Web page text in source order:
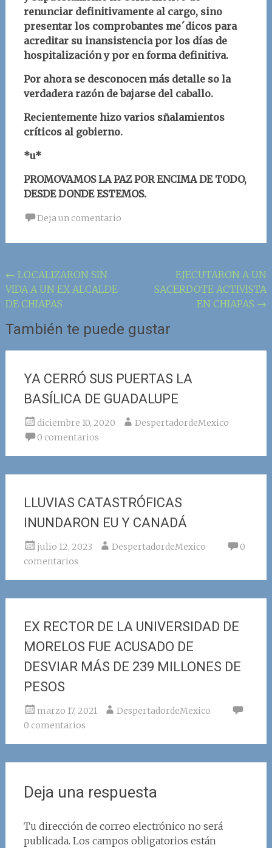
renunciar definitivamente al cargo, sino
presentar los comprobantes me´dicos para
acreditar su inansistencia por los días de
hospitalización y por en forma definitiva.
Por ahora se desconocen más detalle so la
verdadera razón de bajarse del caballo.
Recientemente hizo varios sñalamientos
críticos al gobierno.
*u*
PROMOVAMOS LA PAZ POR ENCIMA DE TODO,
DESDE DONDE ESTEMOS.
Deja un comentario
Navegación
de
entrada
← LOCALIZARON SIN
VIDA A UN EX ALCALDE
DE CHIAPAS
EJECUTARON A UN
SACERDOTE ACTIVISTA
EN CHIAPAS →
También te puede gustar
YA CERRÓ SUS PUERTAS LA
BASÍLICA DE GUADALUPE
diciembre 10, 2020
DespertadordeMexico
0 comentarios
LLUVIAS CATASTRÓFICAS
INUNDARON EU Y CANADÁ
julio 12, 2023 DespertadordeMexico
0
comentarios
EX RECTOR DE LA UNIVERSIDAD DE
MORELOS FUE ACUSADO DE
DESVIAR MÁS DE 239 MILLONES DE
PESOS
marzo 17, 2021
DespertadordeMexico
0 comentarios
Deja una respuesta
Tu dirección de correo electrónico no será
publicada. Los campos obligatorios están